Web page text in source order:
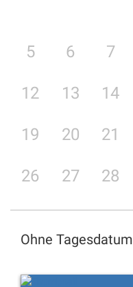
5 6 7
12 13 14
19 20 21
26 27 28
Ohne Tagesdatum